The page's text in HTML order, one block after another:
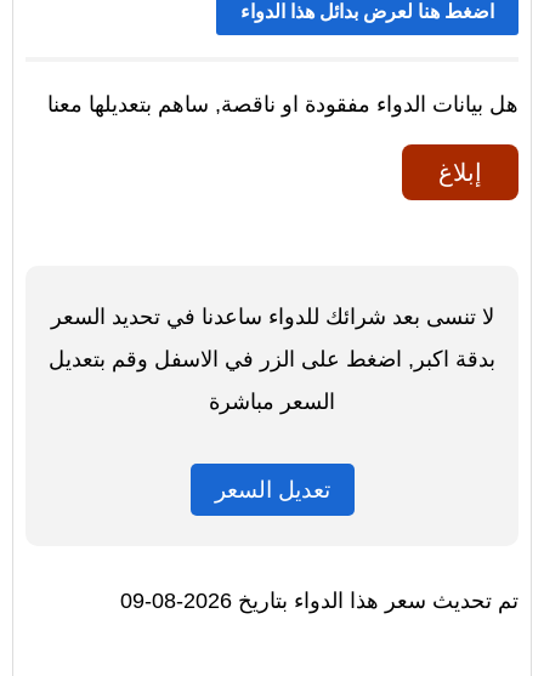
اضغط هنا لعرض بدائل هذا الدواء
هل بيانات الدواء مفقودة او ناقصة, ساهم بتعديلها معنا
إبلاغ
لا تنسى بعد شرائك للدواء ساعدنا في تحديد السعر
بدقة اكبر, اضغط على الزر في الاسفل وقم بتعديل
السعر مباشرة
تعديل السعر
تم تحديث سعر هذا الدواء بتاريخ 2026-08-09